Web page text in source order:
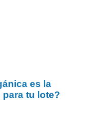
es la
tu lote?